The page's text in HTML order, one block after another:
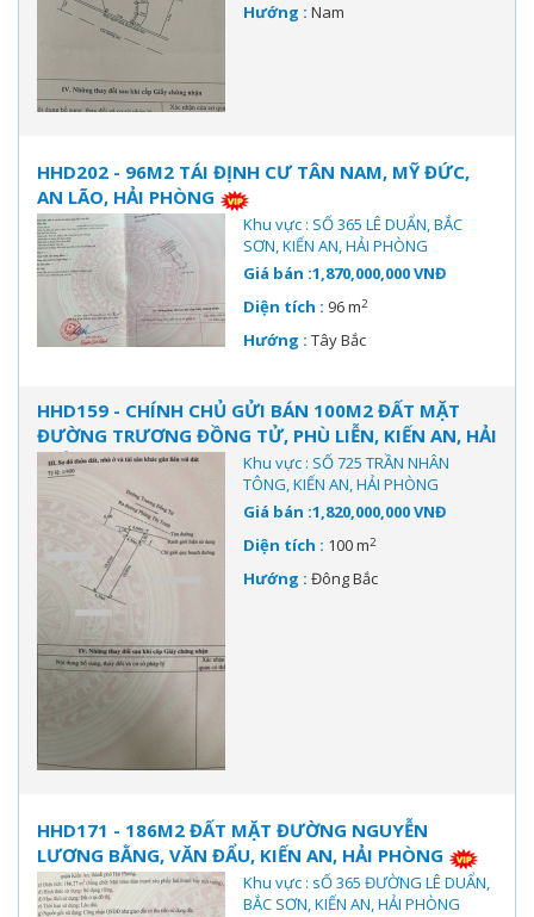
Hướng : Nam
HHD202 - 96M2 TÁI ĐỊNH CƯ TÂN NAM, MỸ ĐỨC,
AN LÃO, HẢI PHÒNG
Khu vực : SỐ 365 LÊ DUẨN, BẮC
SƠN, KIẾN AN, HẢI PHÒNG
Giá bán :1,870,000,000 VNĐ
Diện tích : 96 m2
Hướng : Tây Bắc
HHD159 - CHÍNH CHỦ GỬI BÁN 100M2 ĐẤT MẶT
ĐƯỜNG TRƯƠNG ĐỒNG TỬ, PHÙ LIỄN, KIẾN AN, HẢI
PHÒNG
Khu vực : SỐ 725 TRẦN NHÂN
TÔNG, KIẾN AN, HẢI PHÒNG
Giá bán :1,820,000,000 VNĐ
Diện tích : 100 m2
Hướng : Đông Bắc
HHD171 - 186M2 ĐẤT MẶT ĐƯỜNG NGUYỄN
LƯƠNG BẰNG, VĂN ĐẨU, KIẾN AN, HẢI PHÒNG
Khu vực : sỐ 365 ĐƯỜNG LÊ DUẨN,
BẮC SƠN, KIẾN AN, HẢI PHÒNG